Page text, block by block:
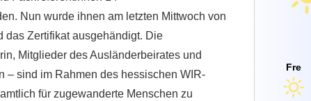
Nun wurde ihnen am letzten Mittwoch von
das Zertifikat ausgehändigt. Die
Mitglieder des Ausländerbeirates und
– sind im Rahmen des hessischen WIR-
für zugewanderte Menschen zu
Fre